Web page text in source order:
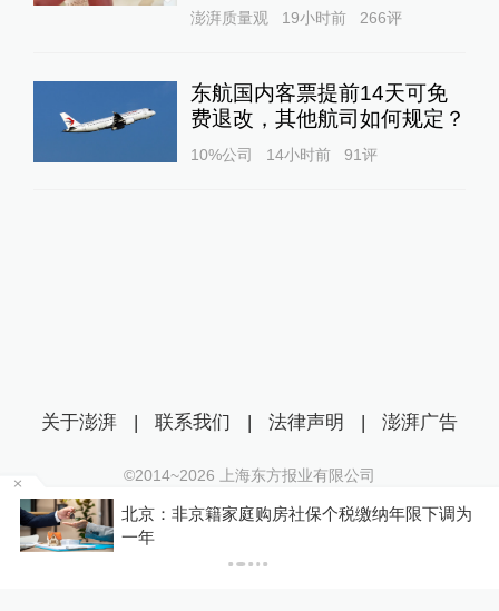
澎湃质量观 19小时前 266评
东航国内客票提前14天可免
费退改，其他航司如何规定？
10%公司 14小时前 91评
北京：非京籍家庭购房社保个税缴纳年限下调为
一年
关于澎湃 | 联系我们 | 法律声明 | 澎湃广告
©2014~2026 上海东方报业有限公司
沪ICP证：沪B2-20170116 | 沪ICP备14003370号
互联网新闻信息服务许可证：31120170006
沪公网安备 31010602000299号